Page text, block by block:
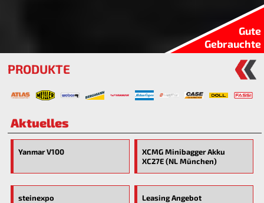
Gute
Gebrauchte
PRODUKTE
Aktuelles
Yanmar V100
XCMG Minibagger Akku
XC27E (NL München)
steinexpo Leasing Angebot